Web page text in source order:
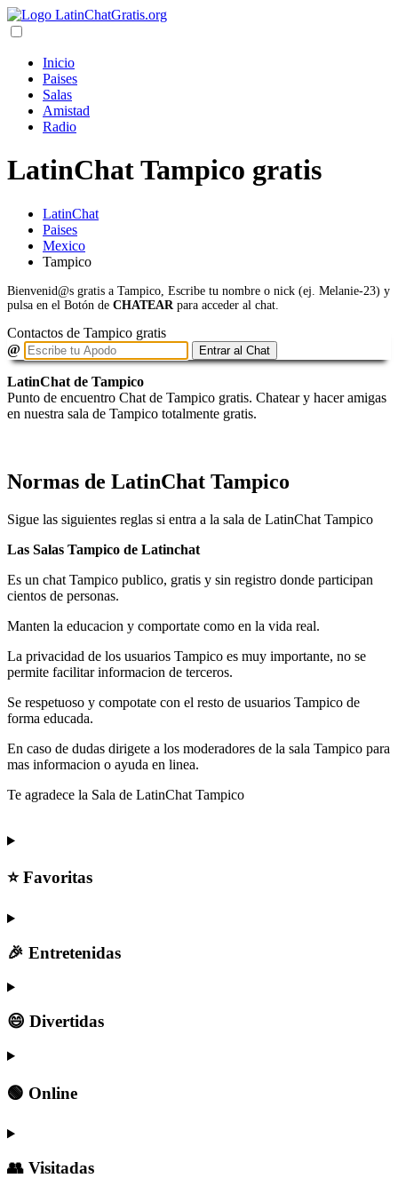
Inicio
Paises
Salas
Amistad
Radio
LatinChat Tampico gratis
LatinChat
Paises
Mexico
Tampico
Bienvenid@s gratis a Tampico, Escribe tu nombre o nick (ej. Melanie-23) y
pulsa en el Botón de CHATEAR para acceder al chat.
Contactos de Tampico gratis
@
Entrar al Chat
LatinChat de Tampico
Punto de encuentro Chat de Tampico gratis. Chatear y hacer amigas
en nuestra sala de Tampico totalmente gratis.
Normas de LatinChat Tampico
Sigue las siguientes reglas si entra a la sala de LatinChat Tampico
Las Salas Tampico de Latinchat
Es un chat Tampico publico, gratis y sin registro donde participan
cientos de personas.
Manten la educacion y comportate como en la vida real.
La privacidad de los usuarios Tampico es muy importante, no se
permite facilitar informacion de terceros.
Se respetuoso y compotate con el resto de usuarios Tampico de
forma educada.
En caso de dudas dirigete a los moderadores de la sala Tampico para
mas informacion o ayuda en linea.
Te agradece la Sala de LatinChat Tampico
⭐ Favoritas
🎉 Entretenidas
😄 Divertidas
🟢 Online
👥 Visitadas